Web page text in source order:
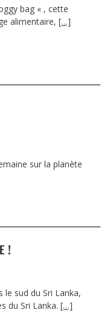
bag « , cette
alimentaire, […]
sur la planète
!
le sud du Sri Lanka,
du Sri Lanka. […]